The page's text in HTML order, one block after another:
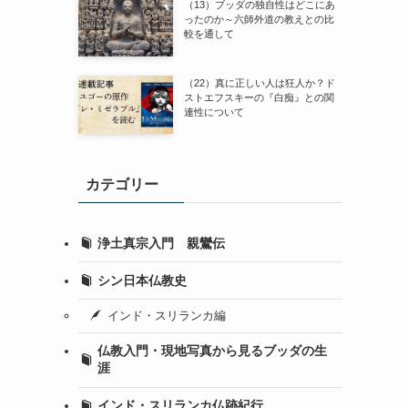
（13）ブッダの独自性はどこにあ
ったのか～六師外道の教えとの比
較を通して
（22）真に正しい人は狂人か？ド
ストエフスキーの『白痴』との関
連性について
カテゴリー
浄土真宗入門 親鸞伝
シン日本仏教史
インド・スリランカ編
仏教入門・現地写真から見るブッダの生
涯